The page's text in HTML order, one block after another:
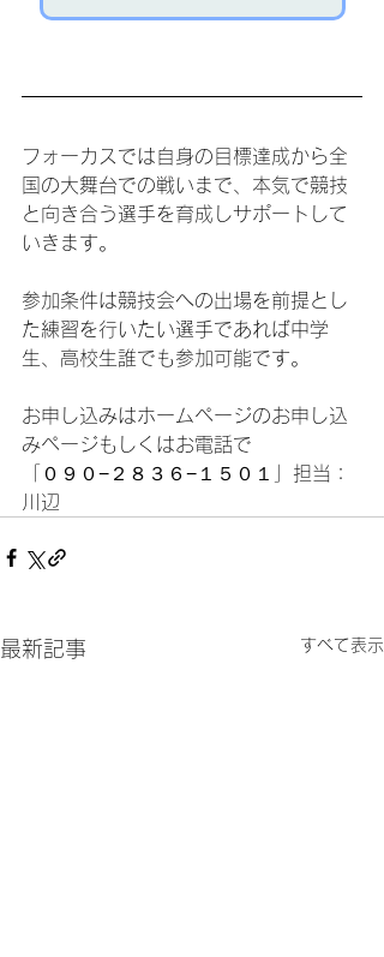
フォーカスでは自身の目標達成から全
国の大舞台での戦いまで、本気で競技
と向き合う選手を育成しサポートして
いきます。
参加条件は競技会への出場を前提とし
た練習を行いたい選手であれば中学
生、高校生誰でも参加可能です。
お申し込みはホームページのお申し込
みページもしくはお電話で
「０９０−２８３６−１５０１」担当：
川辺
最新記事 すべて表示